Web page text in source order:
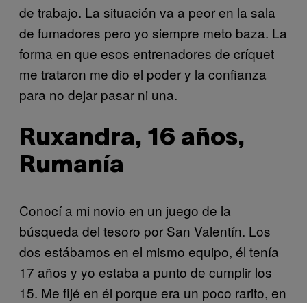
de trabajo. La situación va a peor en la sala
de fumadores pero yo siempre meto baza. La
forma en que esos entrenadores de críquet
me trataron me dio el poder y la confianza
para no dejar pasar ni una.
Ruxandra, 16 años,
Rumanía
Conocí a mi novio en un juego de la
búsqueda del tesoro por San Valentín. Los
dos estábamos en el mismo equipo, él tenía
17 años y yo estaba a punto de cumplir los
15. Me fijé en él porque era un poco rarito, en